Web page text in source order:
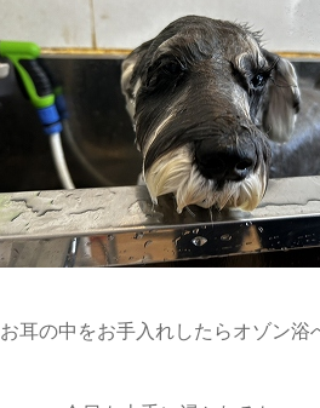
お耳の中をお手入れしたらオゾン浴